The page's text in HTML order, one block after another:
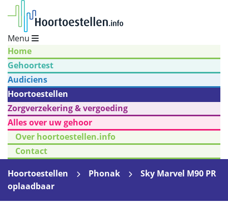
Menu
Home
Gehoortest
Audiciens
Hoortoestellen
Zorgverzekering & vergoeding
Alles over uw gehoor
Over hoortoestellen.info
Contact
Hoortoestellen
Phonak
Sky Marvel M90 PR
oplaadbaar